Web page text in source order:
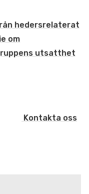
hedersrelaterat
om
utsatthet
Kontakta oss